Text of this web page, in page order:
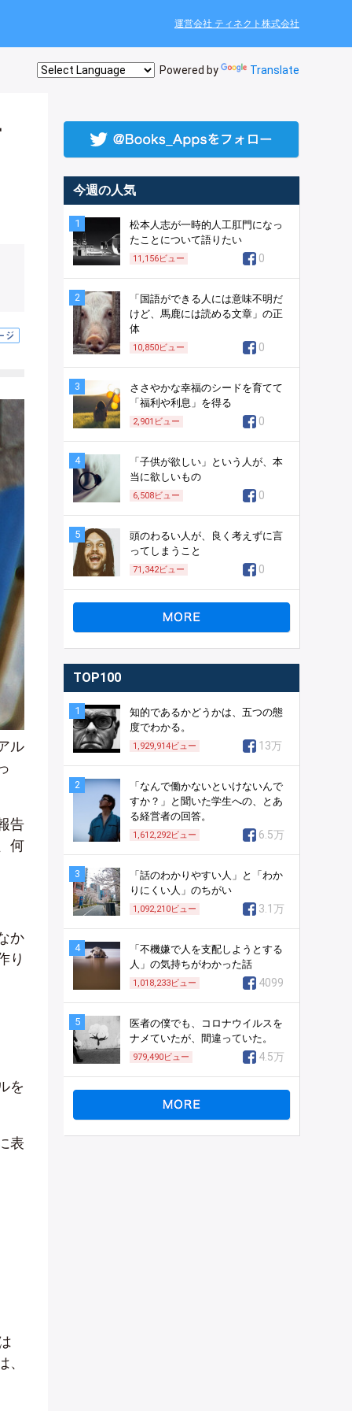
運営会社 ティネクト株式会社
Powered by Translate
ル
告
何
か
り
を
表
今週の人気
1
松本人志が一時的人工肛門になっ
たことについて語りたい
11,156ビュー 0
2
「国語ができる人には意味不明だ
けど、馬鹿には読める文章」の正
体
10,850ビュー 0
3
ささやかな幸福のシードを育てて
「福利や利息」を得る
2,901 ビュー 0
4
「子供が欲しい」という人が、本
当に欲しいもの
6,508ビュー 0
5
頭のわるい人が、良く考えずに言
ってしまうこと
71,342ビュー 0
TOP100
1
知的であるかどうかは、五つの態
度でわかる。
1,929,914ビュー 13万
2
「なんで働かないといけないんで
すか？」と聞いた学生への、とあ
る経営者の回答。
1,612,292ビュー 6.5万
3
「話のわかりやすい人」と「わか
りにくい人」のちがい
1,092,210ビュー 3.1万
4
「不機嫌で人を支配しようとする
人」の気持ちがわかった話
1,018,233ビュー 4099
5
医者の僕でも、コロナウイルスを
ナメていたが、間違っていた。
979,490ビュー 4.5万